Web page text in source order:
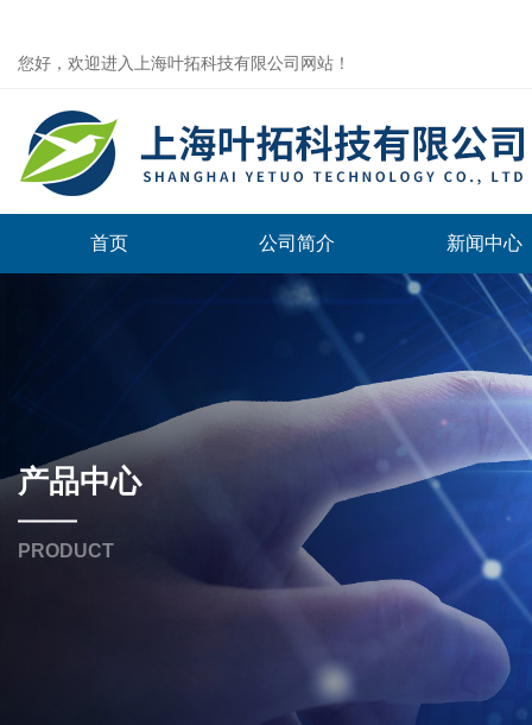
您好，欢迎进入上海叶拓科技有限公司网站！
首页 公司简介 新闻中心
产品中心
PRODUCT